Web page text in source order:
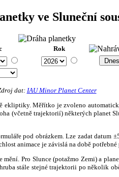
ve Sluneční
Rok
dat: IAU Minor Planet Center
Měřítko je zvoleno
(včetně trajektorií) některých planet
pod obrázkem. Lze zadat datum
animace je závislá na době
Pro Slunce (potažmo Zemi) a
stále stejné trajektorii po několik